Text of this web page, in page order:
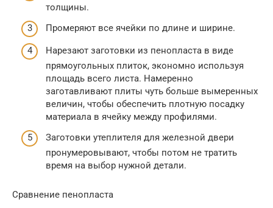
толщины.
Промеряют все ячейки по длине и ширине.
Нарезают заготовки из пенопласта в виде
прямоугольных плиток, экономно используя
площадь всего листа. Намеренно
заготавливают плиты чуть больше вымеренных
величин, чтобы обеспечить плотную посадку
материала в ячейку между профилями.
Заготовки утеплителя для железной двери
пронумеровывают, чтобы потом не тратить
время на выбор нужной детали.
Сравнение пенопласта